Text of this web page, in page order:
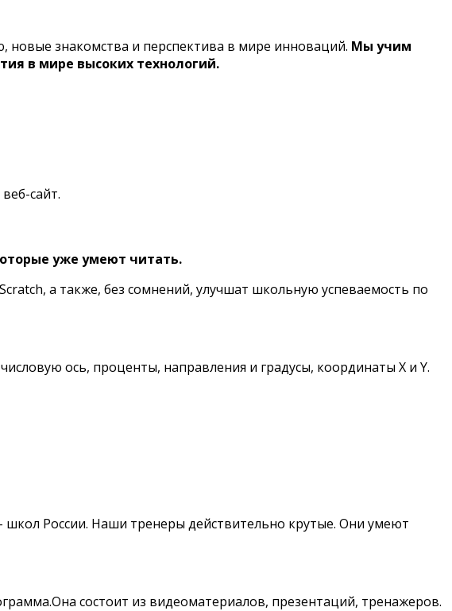
знакомства и перспектива в мире инноваций. Мы учим
в мире высоких технологий.
сайт.
уже умеют читать.
а также, без сомнений, улучшат школьную успеваемость по
ось, проценты, направления и градусы, координаты Х и Y.
школ России. Наши тренеры действительно крутые. Они умеют
состоит из видеоматериалов, презентаций, тренажеров.